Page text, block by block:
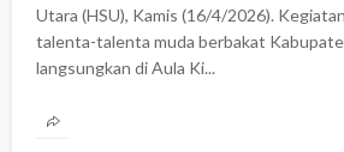
Utara (HSU), Kamis (16/4/2026).
talenta-talenta muda berbakat
langsungkan di Aula Ki...